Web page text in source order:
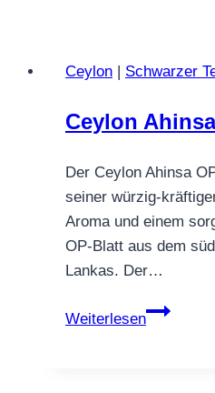
Flush
Ceylon | Schwarzer
Ceylon
Der Ceylon Ahinsa
seiner
Aroma und einem
OP‑Blatt aus dem
Lankas. Der…
Weiterlesen
Ceylon